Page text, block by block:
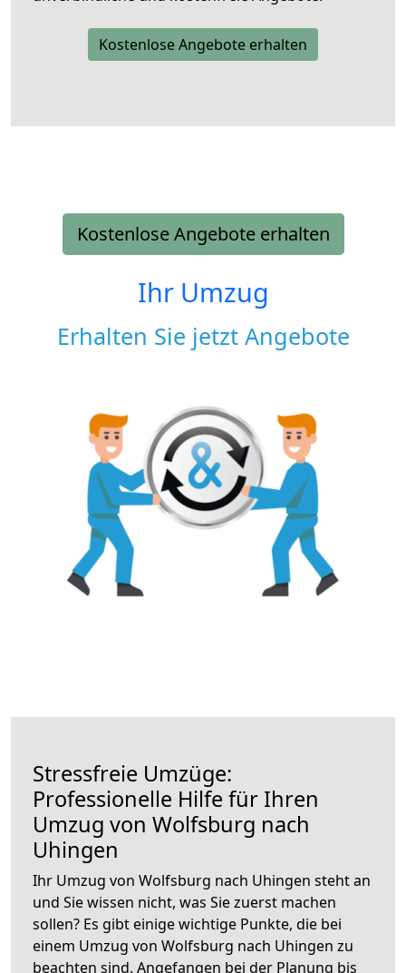
Kostenlose Angebote erhalten
Kostenlose Angebote erhalten
Ihr Umzug
Erhalten Sie jetzt Angebote
Stressfreie Umzüge:
Professionelle Hilfe für Ihren
Umzug von Wolfsburg nach
Uhingen
Ihr Umzug von Wolfsburg nach Uhingen steht an
und Sie wissen nicht, was Sie zuerst machen
sollen? Es gibt einige wichtige Punkte, die bei
einem Umzug von Wolfsburg nach Uhingen zu
beachten sind. Angefangen bei der Planung bis